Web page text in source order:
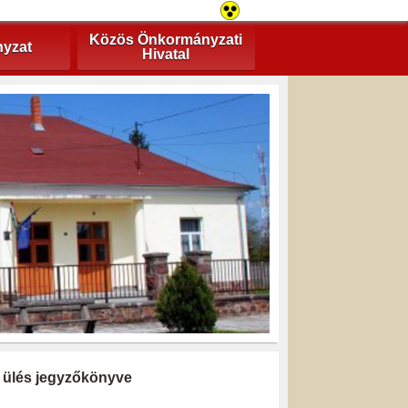
Közös Önkormányzati
Hivatal
ülés jegyzőkönyve